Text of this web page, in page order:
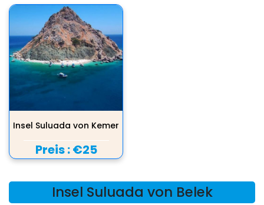
Insel Suluada von Kemer
Preis :€25
Insel Suluada von Belek